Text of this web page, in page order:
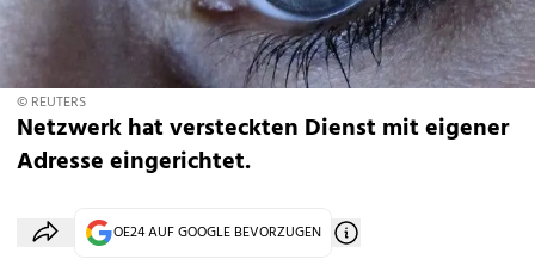
© REUTERS
Netzwerk hat versteckten Dienst mit eigener
Adresse eingerichtet.
OE24 AUF GOOGLE BEVORZUGEN